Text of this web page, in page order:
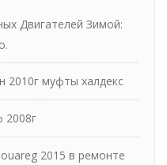
Двигателей Зимой:
2010г муфты халдекс
2008г
2015 в ремонте